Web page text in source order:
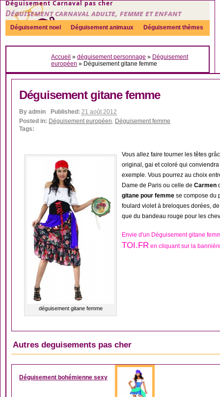
Déguisement Carnaval pas cher
Déguisement carnaval adulte, femme et enfant
Déguisement noel Déguisement animaux Déguisement thèmes
Sexy Déguisement couple Déguisements par genre Idées
Accueil » déguisement personnage » Déguisement
européen » Déguisement gitane femme
Déguisement gitane femme
By admin Published: 21 août 2012
Posted in: Déguisement européen, Déguisement femme
Tags:
déguisement gitane femme
Vous allez faire tourner les têtes
original, gai et coloré qui
exemple. Vous pourrez au choix
Dame de Paris ou celle de Carmen
gitane pour femme se compose du
foulard violet à breloques dorées,
que du bandeau rouge pour les
Envie d'un Déguisement gitane
TOI.FR en cliquant sur la
Autres deguisements pas cher
DÉGUISEMENT
Déguisement bohémienne sexy